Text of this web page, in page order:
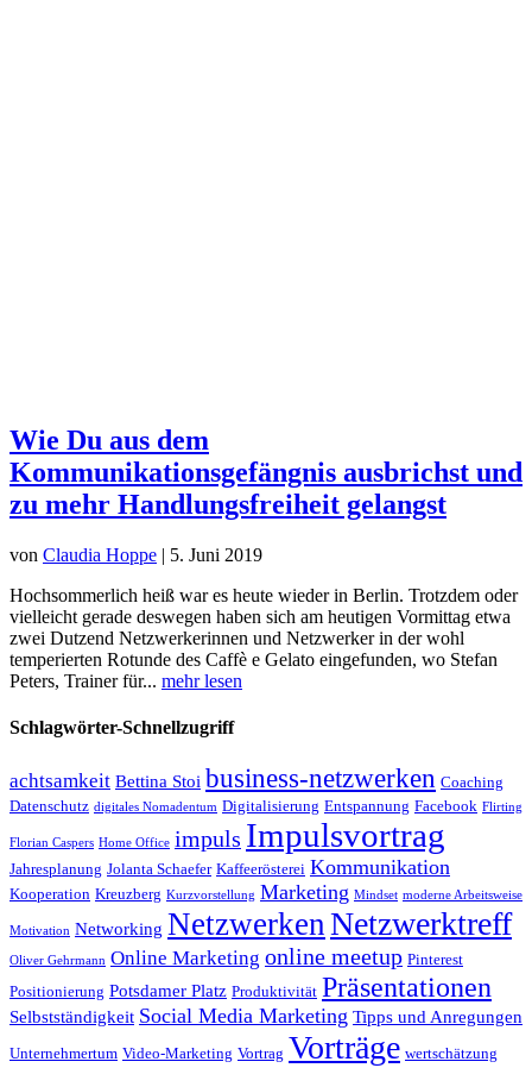
Wie Du aus dem
Kommunikationsgefängnis ausbrichst und
zu mehr Handlungsfreiheit gelangst
von Claudia Hoppe | 5. Juni 2019
Hochsommerlich heiß war es heute wieder in Berlin. Trotzdem oder
vielleicht gerade deswegen haben sich am heutigen Vormittag etwa
zwei Dutzend Netzwerkerinnen und Netzwerker in der wohl
temperierten Rotunde des Caffè e Gelato eingefunden, wo Stefan
Peters, Trainer für... mehr lesen
Schlagwörter-Schnellzugriff
achtsamkeit Bettina Stoi business-netzwerken Coaching
Datenschutz digitales Nomadentum Digitalisierung Entspannung Facebook Flirting
Florian Caspers Home Office impuls Impulsvortrag
Jahresplanung Jolanta Schaefer Kaffeerösterei Kommunikation
Kooperation Kreuzberg Kurzvorstellung Marketing Mindset moderne Arbeitsweise
Motivation Networking NetzwerkenNetzwerktreff
Oliver Gehrmann Online Marketing online meetup Pinterest
Positionierung Potsdamer Platz Produktivität Präsentationen
Selbstständigkeit Social Media Marketing Tipps und Anregungen
Unternehmertum Video-Marketing Vortrag Vorträge wertschätzung